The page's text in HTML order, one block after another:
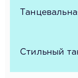
Стильный